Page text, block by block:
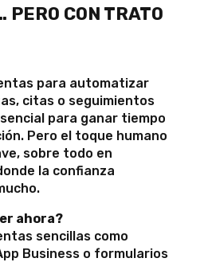
CON TRATO
para automatizar
citas o seguimientos
para ganar tiempo
Pero el toque humano
sobre todo en
la confianza
ahora?
sencillas como
Business o formularios